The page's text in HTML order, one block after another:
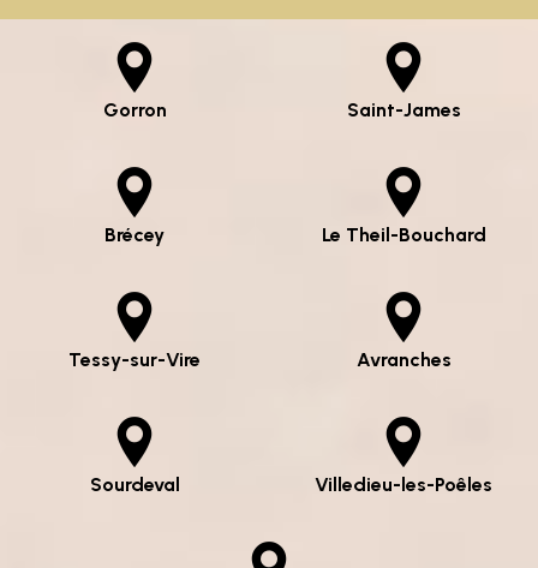
Gorron Saint-James
Brécey Le Theil-Bouchard
Tessy-sur-Vire Avranches
Sourdeval Villedieu-les-Poêles